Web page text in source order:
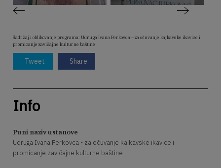
Sadržaj i oblikovanje programa: Udruga Ivana Perkovca – za očuvanje kajkavske ikavice i
promicanje zavičajne kulturne baštine
Tweet Share
Info
Puni naziv ustanove
Udruga Ivana Perkovca - za očuvanje kajkavske ikavice i
promicanje zavičajne kulturne baštine